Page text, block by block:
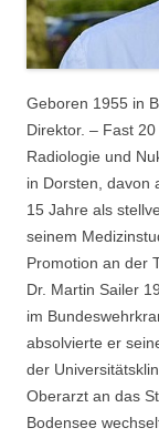
Geboren 1955 in
Direktor. – Fast
Radiologie und
in Dorsten, davon
15 Jahre als
seinem
Promotion an der
Dr. Martin Sailer
im
absolvierte er
der
Oberarzt an das
Bodensee